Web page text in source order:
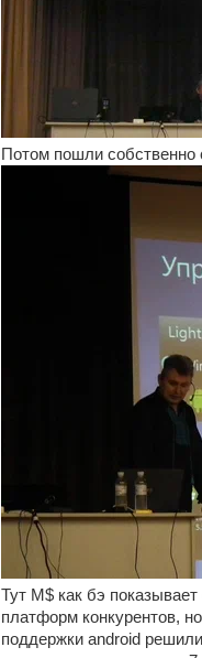
Потом пошли собственно
Тут M$ как бэ
платформ конкурентов,
поддержки android